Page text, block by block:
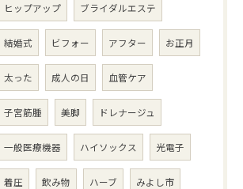
ヒップアップ ブライダルエステ
結婚式 ビフォー アフター お正月
太った 成人の日 血管ケア
子宮筋腫 美脚 ドレナージュ
一般医療機器 ハイソックス 光電子
着圧 飲み物 ハーブ みよし市